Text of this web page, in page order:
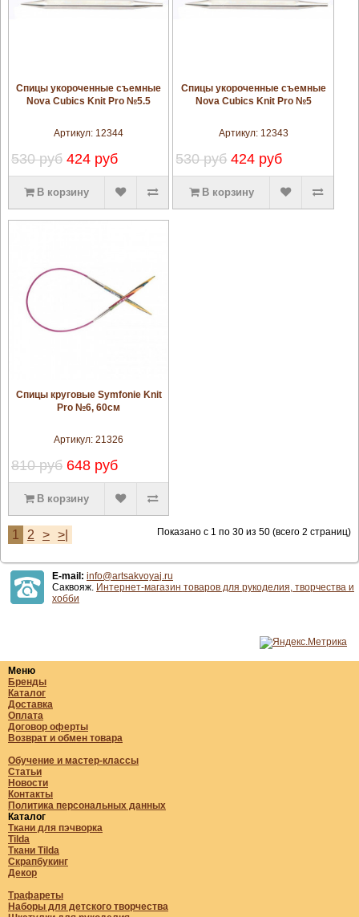
увеличить
Спицы укороченные съемные
Nova Cubics Knit Pro №5.5
Артикул: 12344
530 руб 424 руб
В корзину
увеличить
Спицы укороченные съемные
Nova Cubics Knit Pro №5
Артикул: 12343
530 руб 424 руб
В корзину
увеличить
Спицы круговые Symfonie Knit
Pro №6, 60см
Артикул:21326
810 руб 648 руб
В корзину
1 2 > >| Показано с 1 по 30 из 50 (всего 2 страниц)
E-mail: info@artsakvoyaj.ru
Саквояж. Интернет-магазин товаров для рукоделия, творчества и
хобби
Меню
Бренды
Каталог
Доставка
Оплата
Договор оферты
Возврат и обмен товара
Обучение и мастер-классы
Статьи
Новости
Контакты
Политика персональных данных
Каталог
Ткани для пэчворка
Tilda
Ткани Tilda
Скрапбукинг
Декор
Трафареты
Наборы для детского творчества